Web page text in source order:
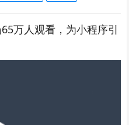
万人观看，为小程序引